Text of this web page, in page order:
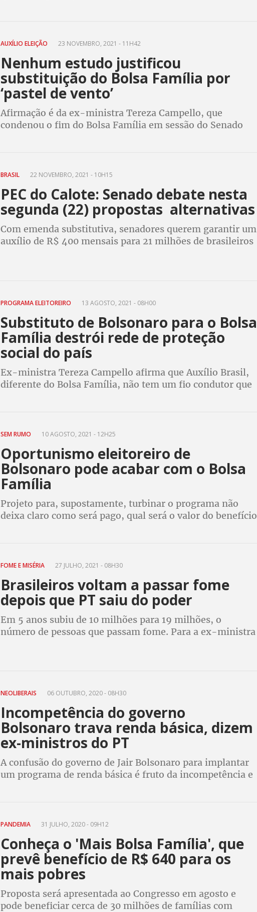
AUXÍLIO ELEIÇÃO 23 NOVEMBRO, 2021 - 11H42
Nenhum estudo justificou
substituição do Bolsa Família por
‘pastel de vento’
Afirmação é da ex-ministra Tereza Campello, que
condenou o fim do Bolsa Família em sessão do Senado
BRASIL 22 NOVEMBRO, 2021 - 10H15
PEC do Calote: Senado debate nesta
segunda (22) propostas alternativas
Com emenda substitutiva, senadores querem garantir um
auxílio de R$ 400 mensais para 21 milhões de brasileiros
PROGRAMA ELEITOREIRO 13 AGOSTO, 2021 - 08H00
Substituto de Bolsonaro para o Bolsa
Família destrói rede de proteção
social do país
Ex-ministra Tereza Campello afirma que Auxílio Brasil,
diferente do Bolsa Família, não tem um fio condutor que
SEM RUMO 10 AGOSTO, 2021 - 12H25
Oportunismo eleitoreiro de
Bolsonaro pode acabar com o Bolsa
Família
Projeto para, supostamente, turbinar o programa não
deixa claro como será pago, qual será o valor do benefício
FOME E MISÉRIA 27 JULHO, 2021 - 08H30
Brasileiros voltam a passar fome
depois que PT saiu do poder
Em 5 anos subiu de 10 milhões para 19 milhões, o
número de pessoas que passam fome. Para a ex-ministra
NEOLIBERAIS 06 OUTUBRO, 2020 - 08H30
Incompetência do governo
Bolsonaro trava renda básica, dizem
ex-ministros do PT
A confusão do governo de Jair Bolsonaro para implantar
um programa de renda básica é fruto da incompetência e
PANDEMIA 31 JULHO, 2020 - 09H12
Conheça o 'Mais Bolsa Família', que
prevê benefício de R$ 640 para os
mais pobres
Proposta será apresentada ao Congresso em agosto e
pode beneficiar cerca de 30 milhões de famílias com